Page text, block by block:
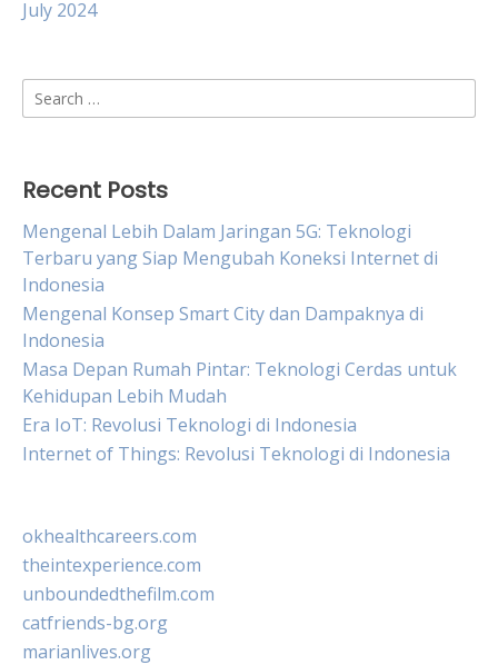
July 2024
Search
for:
Recent Posts
Mengenal Lebih Dalam Jaringan 5G: Teknologi
Terbaru yang Siap Mengubah Koneksi Internet di
Indonesia
Mengenal Konsep Smart City dan Dampaknya di
Indonesia
Masa Depan Rumah Pintar: Teknologi Cerdas untuk
Kehidupan Lebih Mudah
Era IoT: Revolusi Teknologi di Indonesia
Internet of Things: Revolusi Teknologi di Indonesia
okhealthcareers.com
theintexperience.com
unboundedthefilm.com
catfriends-bg.org
marianlives.org